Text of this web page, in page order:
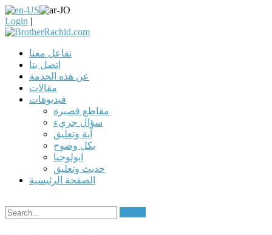
Login |
تفاعل معنا
اتصل بنا
عن هذه الخدمة
مقالات
فيديوهات
مقاطع قصيرة
سؤال جريء
آية وتعليق
بكل وضوح
ابولوجيا
حديث وتعليق
الصفحة الرئيسية